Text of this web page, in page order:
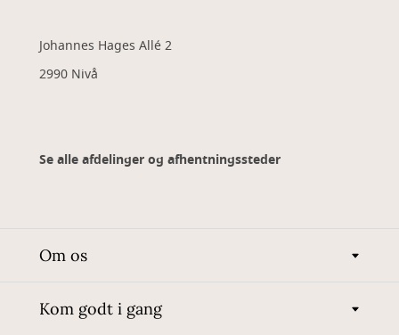
Johannes Hages Allé 2
2990 Nivå
Se alle afdelinger og afhentningssteder
Om os
Kom godt i gang